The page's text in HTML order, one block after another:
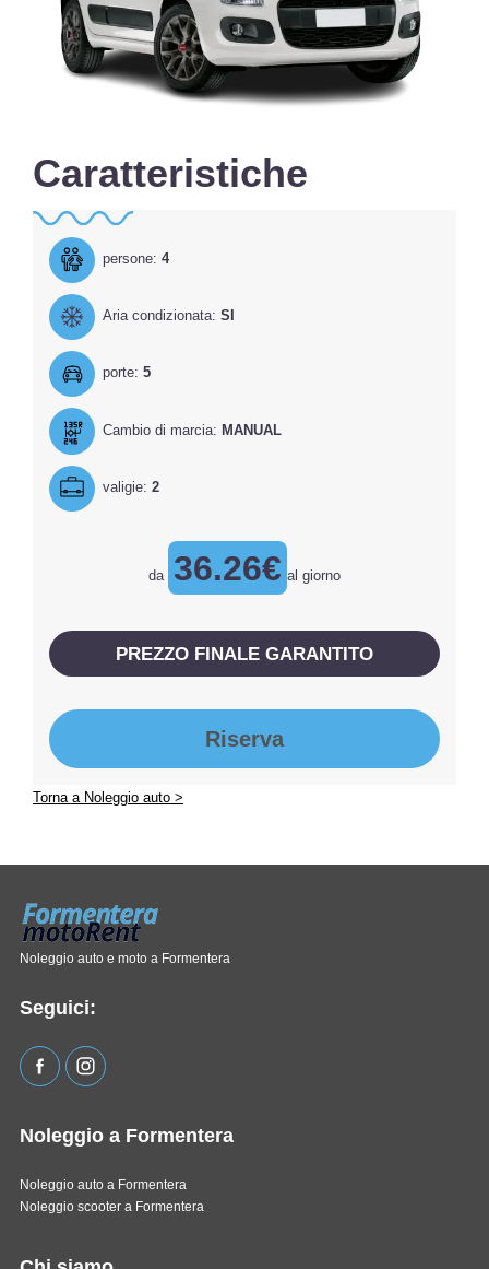
Caratteristiche
persone: 4
Aria condizionata: SI
porte: 5
Cambio di marcia: MANUAL
valigie: 2
da 36.26€ al giorno
PREZZO FINALE GARANTITO
Riserva
Torna a Noleggio auto >
Noleggio auto e moto a Formentera
Seguici:
Noleggio a Formentera
Noleggio auto a Formentera
Noleggio scooter a Formentera